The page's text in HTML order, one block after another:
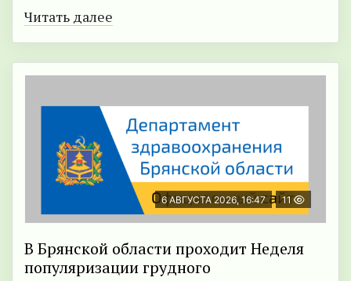
Читать далее
6 АВГУСТА 2026, 16:47 11
В Брянской области проходит Неделя
популяризации грудного